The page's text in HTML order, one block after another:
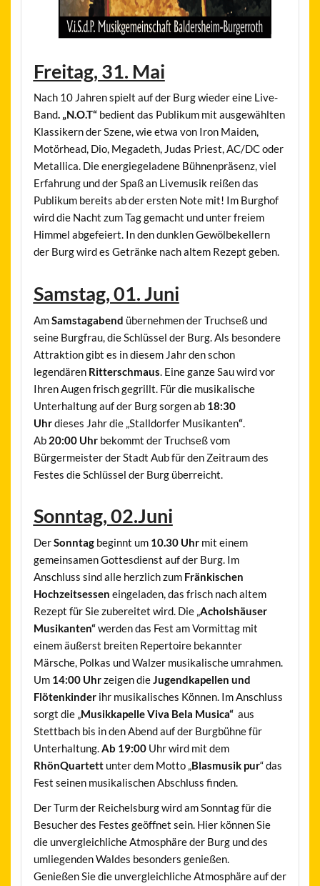
Freitag, 31. Mai
Nach 10 Jahren spielt auf der Burg wieder eine Live-
Band. „N.O.T“bedient das Publikum mit ausgewählten
Klassikern der Szene, wie etwa von Iron Maiden,
Motörhead, Dio, Megadeth, Judas Priest, AC/DC oder
Metallica. Die energiegeladene Bühnenpräsenz, viel
Erfahrung und der Spaß an Livemusik reißen das
Publikum bereits ab der ersten Note mit! Im Burghof
wird die Nacht zum Tag gemacht und unter freiem
Himmel abgefeiert. In den dunklen Gewölbekellern
der Burg wird es Getränke nach altem Rezept geben.
Samstag, 01. Juni
AmSamstagabend übernehmen der Truchseß und
seine Burgfrau, die Schlüssel der Burg. Als besondere
Attraktion gibt es in diesem Jahr den schon
legendären Ritterschmaus . Eine ganze Sau wird vor
Ihren Augen frisch gegrillt. Für die musikalische
Unterhaltung auf der Burg sorgen ab 18:30
Uhrdieses Jahr die „Stalldorfer Musikanten“.
Ab 20:00 Uhr bekommt der Truchseß vom
Bürgermeister der Stadt Aub für den Zeitraum des
Festes die Schlüssel der Burg überreicht.
Sonntag, 02.Juni
DerSonntagbeginnt um 10.30 Uhrmit einem
gemeinsamen Gottesdienst auf der Burg. Im
Anschluss sind alle herzlich zum Fränkischen
Hochzeitsessen eingeladen, das frisch nach altem
Rezept für Sie zubereitet wird. Die „Acholshäuser
Musikanten“werden das Fest am Vormittag mit
einem äußerst breiten Repertoire bekannter
Märsche, Polkas und Walzer musikalische umrahmen.
Um 14:00 Uhrzeigen dieJugendkapellen und
Flötenkinderihr musikalisches Können. Im Anschluss
sorgt die „Musikkapelle Viva Bela Musica“ aus
Stettbach bis in den Abend auf der Burgbühne für
Unterhaltung.Ab 19:00Uhr wird mit dem
RhönQuartettunter dem Motto „Blasmusik pur“ das
Fest seinen musikalischen Abschluss finden.
Der Turm der Reichelsburg wird am Sonntag für die
Besucher des Festes geöffnet sein. Hier können Sie
die unvergleichliche Atmosphäre der Burg und des
umliegenden Waldes besonders genießen.
Genießen Sie die unvergleichliche Atmosphäre auf der